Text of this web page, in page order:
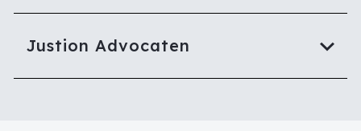
Justion Advocaten